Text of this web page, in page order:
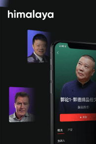
Himalaya-有聲書
4.8k 安裝